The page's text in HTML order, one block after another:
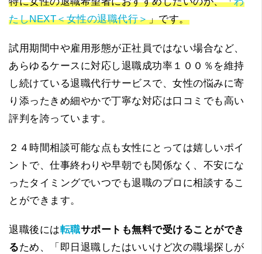
たしNEXT＜女性の退職代行＞」です。
試用期間中や雇用形態が正社員ではない場合など、
あらゆるケースに対応し退職成功率１００％を維持
し続けている退職代行サービスで、女性の悩みに寄
り添ったきめ細やかで丁寧な対応は口コミでも高い
評判を誇っています。
２４時間相談可能な点も女性にとっては嬉しいポイ
ントで、仕事終わりや早朝でも関係なく、不安にな
ったタイミングでいつでも退職のプロに相談するこ
とができます。
退職後には転職サポートも無料で受けることができ
るため、「即日退職したはいいけど次の職場探しが